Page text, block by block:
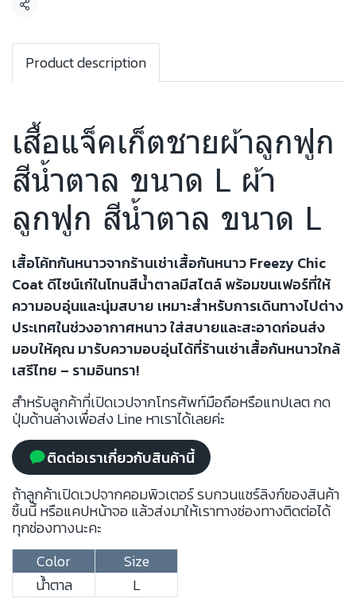
แชร์
Product description
เสื้อแจ็คเก็ตชายผ้าลูกฟูก
สีน้ำตาล ขนาด L ผ้า
ลูกฟูก สีน้ำตาล ขนาด L
เสื้อโค้ทกันหนาวจากร้านเช่าเสื้อกันหนาว Freezy Chic
Coat ดีไซน์เก๋ในโทนสีน้ำตาลมีสไตล์ พร้อมขนเฟอร์ที่ให้
ความอบอุ่นและนุ่มสบาย เหมาะสำหรับการเดินทางไปต่าง
ประเทศในช่วงอากาศหนาว ใส่สบายและสะอาดก่อนส่ง
มอบให้คุณ มารับความอบอุ่นได้ที่ร้านเช่าเสื้อกันหนาวใกล้
เสรีไทย – รามอินทรา!
สำหรับลูกค้าที่เปิดเวปจากโทรศัพท์มือถือหรือแทปเลต กด
ปุ่มด้านล่างเพื่อส่ง Line หาเราได้เลยค่ะ
ติดต่อเราเกี่ยวกับสินค้านี้
ถ้าลูกค้าเปิดเวปจากคอมพิวเตอร์ รบกวนแชร์ลิงก์ของสินค้า
ชิ้นนี้ หรือแคปหน้าจอ แล้วส่งมาให้เราทางช่องทางติดต่อได้
ทุกช่องทางนะคะ
Color
Size
น้ำตาล
L